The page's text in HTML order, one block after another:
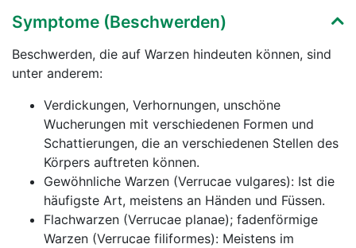
Symptome (Beschwerden)
Beschwerden, die auf Warzen hindeuten können, sind
unter anderem:
Verdickungen, Verhornungen, unschöne
Wucherungen mit verschiedenen Formen und
Schattierungen, die an verschiedenen Stellen des
Körpers auftreten können.
Gewöhnliche Warzen (Verrucae vulgares): Ist die
häufigste Art, meistens an Händen und Füssen.
Flachwarzen (Verrucae planae); fadenförmige
Warzen (Verrucae filiformes): Meistens im